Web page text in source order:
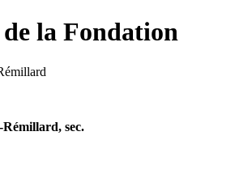
la Fondation
sec.